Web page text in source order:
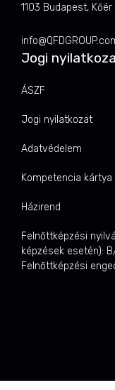
1103 Budapest,
Jogi
ÁSZF
Jogi nyilatkozat
Adatvédelem
Kompetencia
Házirend
Felnőttképzési
képzések esetén):
Felnőttképzési